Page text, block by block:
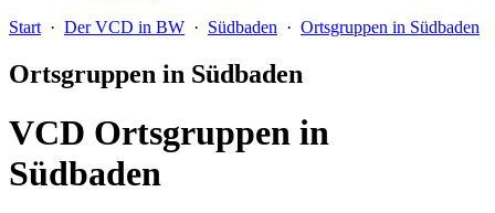
Start · Der VCD in BW · Südbaden · Ortsgruppen in Südbaden
Ortsgruppen in Südbaden
VCD Ortsgruppen in
Südbaden